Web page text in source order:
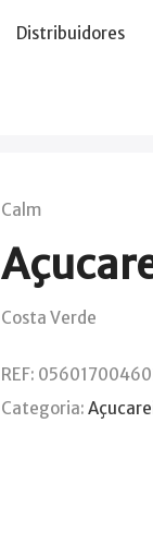
Distribuidores
Calm
Costa Verde
REF:
Categoria: